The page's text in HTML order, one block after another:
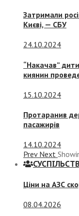
Затримали
Києві, — СБУ
24.10.2024
“Накачав”
киянин
15.10.2024
Протаранив
пасажирів
14.10.2024
Prev Next
Ціни на АЗС
08.04.2026